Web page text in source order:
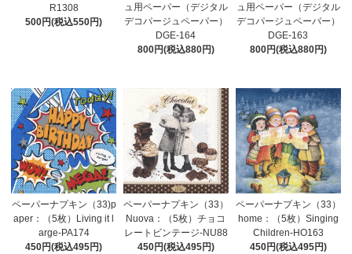
R1308
500円(税込550円)
ュ用ペーパー（デジタル
デコパージュペーパー）
DGE-164
800円(税込880円)
ュ用ペーパー（デジタル
デコパージュペーパー）
DGE-163
800円(税込880円)
ペーパーナプキン（33)p
aper：（5枚）Living it l
arge-PA174
450円(税込495円)
ペーパーナプキン（33）
Nuova：（5枚）チョコ
レートビンテージ-NU88
450円(税込495円)
ペーパーナプキン（33）
home：（5枚）Singing
Children-HO163
450円(税込495円)